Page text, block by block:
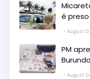
é
August
PM
August